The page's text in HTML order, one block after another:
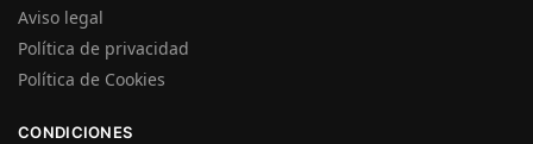
Aviso legal
Política de privacidad
Política de Cookies
CONDICIONES